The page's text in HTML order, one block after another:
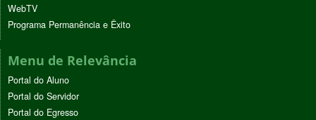
WebTV
Programa Permanência e Êxito
Menu de Relevância
Portal do Aluno
Portal do Servidor
Portal do Egresso